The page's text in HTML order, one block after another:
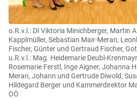
o.R.v.l.: DI Viktoria Minichberger, Martin
Kapplmüller, Sebastian Mair-Meran,
Fischer, Günter und Gertraud Fischer,
u.R.v.l.: Mag. Heidemarie Deubl-
Rosemarie Ferstl, Inge Aigner, Johanna
Meran, Johann und Gertrude Diwold,
Hildegard Berger und Kammerdirektor
OÖ